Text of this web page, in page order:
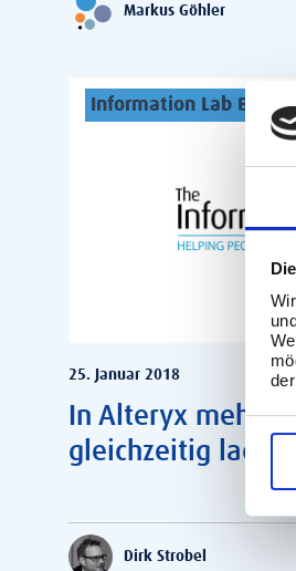
Markus Göhler
Information Lab Blog
25. Januar 2018
In Alteryx
gleichzeitig laden
Dirk Strobel